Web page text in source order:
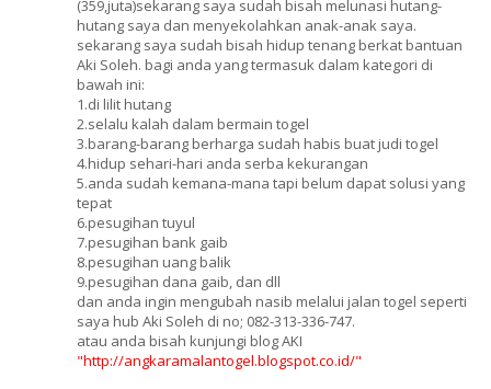
(359,juta)sekarang saya sudah bisah melunasi hutang-
hutang saya dan menyekolahkan anak-anak saya.
sekarang saya sudah bisah hidup tenang berkat bantuan
Aki Soleh. bagi anda yang termasuk dalam kategori di
bawah ini:
1.di lilit hutang
2.selalu kalah dalam bermain togel
3.barang-barang berharga sudah habis buat judi togel
4.hidup sehari-hari anda serba kekurangan
5.anda sudah kemana-mana tapi belum dapat solusi yang
tepat
6.pesugihan tuyul
7.pesugihan bank gaib
8.pesugihan uang balik
9.pesugihan dana gaib, dan dll
dan anda ingin mengubah nasib melalui jalan togel seperti
saya hub Aki Soleh di no; 082-313-336-747.
atau anda bisah kunjungi blog AKI
"http://angkaramalantogel.blogspot.co.id/"